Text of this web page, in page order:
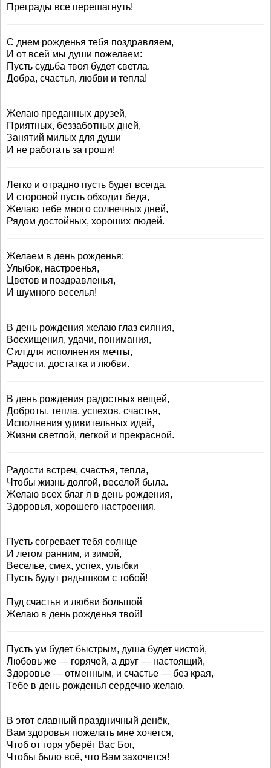
Преграды все перешагнуть!
С днем рожденья тебя поздравляем,
И от всей мы души пожелаем:
Пусть судьба твоя будет светла.
Добра, счастья, любви и тепла!
Желаю преданных друзей,
Приятных, беззаботных дней,
Занятий милых для души
И не работать за гроши!
Легко и отрадно пусть будет всегда,
И стороной пусть обходит беда,
Желаю тебе много солнечных дней,
Рядом достойных, хороших людей.
Желаем в день рожденья:
Улыбок, настроенья,
Цветов и поздравленья,
И шумного веселья!
В день рождения желаю глаз сияния,
Восхищения, удачи, понимания,
Сил для исполнения мечты,
Радости, достатка и любви.
В день рождения радостных вещей,
Доброты, тепла, успехов, счастья,
Исполнения удивительных идей,
Жизни светлой, легкой и прекрасной.
Радости встреч, счастья, тепла,
Чтобы жизнь долгой, веселой была.
Желаю всех благ я в день рождения,
Здоровья, хорошего настроения.
Пусть согревает тебя солнце
И летом ранним, и зимой,
Веселье, смех, успех, улыбки
Пусть будут рядышком с тобой!
Пуд счастья и любви большой
Желаю в день рожденья твой!
Пусть ум будет быстрым, душа будет чистой,
Любовь же — горячей, а друг — настоящий,
Здоровье — отменным, и счастье — без края,
Тебе в день рожденья сердечно желаю.
В этот славный праздничный денёк,
Вам здоровья пожелать мне хочется,
Чтоб от горя уберёг Вас Бог,
Чтобы было всё, что Вам захочется!